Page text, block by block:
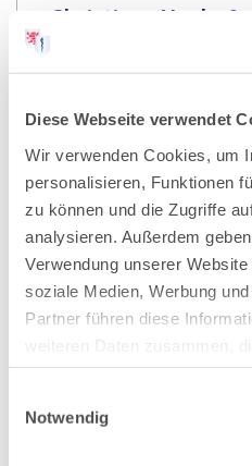
Diese Webseite verwendet
Wir verwenden Cookies, um
personalisieren, Funktionen
zu können und die Zugriffe
analysieren. Außerdem
Verwendung unserer
soziale Medien, Werbung
Partner führen diese
haben oder die sie im
Notwendig
Christiane Neuhof
Teilen
PDF Download